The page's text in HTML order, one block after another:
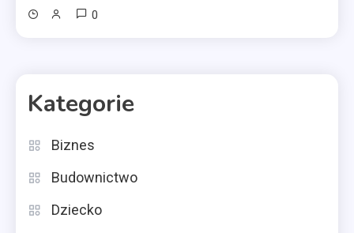
0
Kategorie
Biznes
Budownictwo
Dziecko